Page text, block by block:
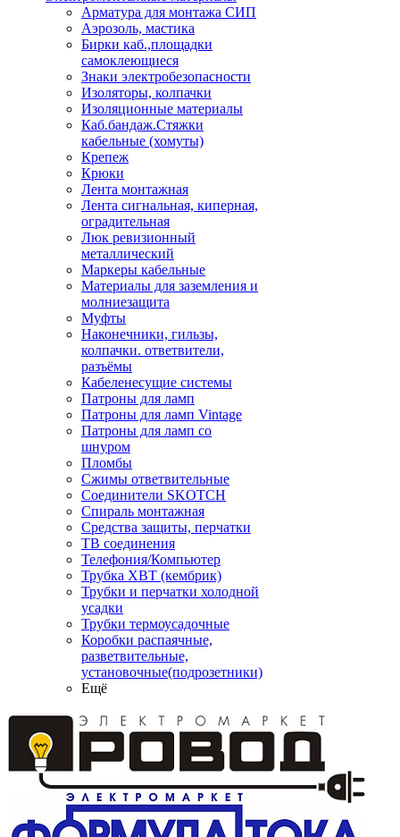
Арматура для монтажа СИП
Аэрозоль, мастика
Бирки каб.,площадки
самоклеющиеся
Знаки электробезопасности
Изоляторы, колпачки
Изоляционные материалы
Каб.бандаж.Стяжки
кабельные (хомуты)
Крепеж
Крюки
Лента монтажная
Лента сигнальная, киперная,
оградительная
Люк ревизионный
металлический
Маркеры кабельные
Материалы для заземления и
молниезащита
Муфты
Наконечники, гильзы,
колпачки. ответвители,
разъёмы
Кабеленесущие системы
Патроны для ламп
Патроны для ламп Vintage
Патроны для ламп со
шнуром
Пломбы
Сжимы ответвительные
Соединители SKOTCH
Спираль монтажная
Средства защиты, перчатки
ТВ соединения
Телефония/Компьютер
Трубка ХВТ (кембрик)
Трубки и перчатки холодной
усадки
Трубки термоусадочные
Коробки распаячные,
разветвительные,
установочные(подрозетники)
Ещё